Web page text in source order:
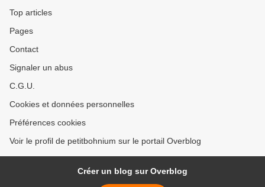
Top articles
Pages
Contact
Signaler un abus
C.G.U.
Cookies et données personnelles
Préférences cookies
Voir le profil de petitbohnium sur le portail Overblog
Créer un blog sur Overblog